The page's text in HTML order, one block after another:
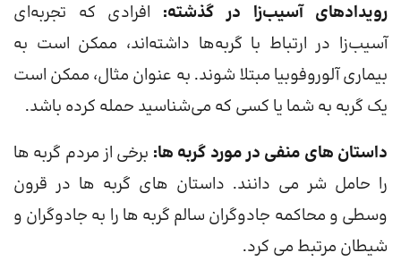
رویدادهای آسیب‌زا در گذشته: افرادی که تجربه‌ای
آسیب‌زا در ارتباط با گربه‌ها داشته‌اند، ممکن است به
بیماری آلوروفوبیا مبتلا شوند. به عنوان مثال، ممکن است
یک گربه به شما یا کسی که می‌شناسید حمله کرده باشد.
داستان های منفی در مورد گربه ها: برخی از مردم گربه ها
را حامل شر می دانند. داستان های گربه ها در قرون
وسطی و محاکمه جادوگران سالم گربه ها را به جادوگران و
شیطان مرتبط می کرد.